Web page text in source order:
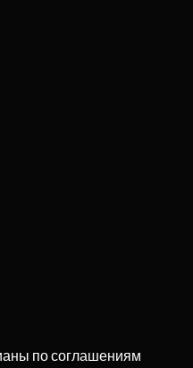
по соглашениям